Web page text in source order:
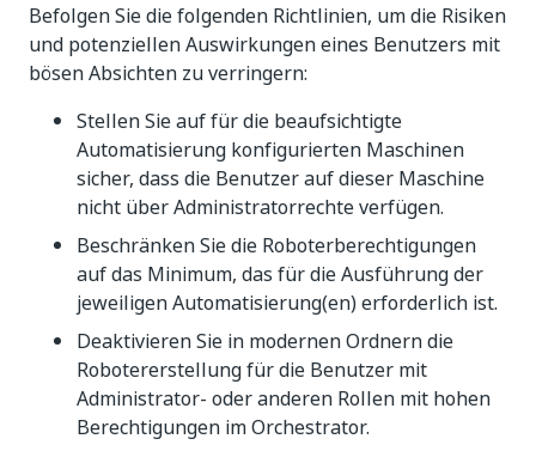
Befolgen Sie die folgenden Richtlinien, um die Risiken
und potenziellen Auswirkungen eines Benutzers mit
bösen Absichten zu verringern:
Stellen Sie auf für die beaufsichtigte
Automatisierung konfigurierten Maschinen
sicher, dass die Benutzer auf dieser Maschine
nicht über Administratorrechte verfügen.
Beschränken Sie die Roboterberechtigungen
auf das Minimum, das für die Ausführung der
jeweiligen Automatisierung(en) erforderlich ist.
Deaktivieren Sie in modernen Ordnern die
Robotererstellung für die Benutzer mit
Administrator- oder anderen Rollen mit hohen
Berechtigungen im Orchestrator.